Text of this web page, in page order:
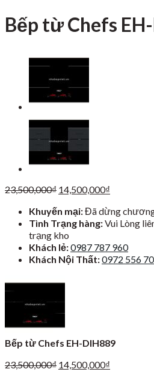
Bếp từ Chefs
23,500,000₫ Giá
là:
23,500,000₫.
14,500,000₫
tại
là:
Khuyến mại:Đã dừng
Tình Trạng hàng:Vui Lòng
trạng kho
Khách lẻ:0987 787 960
Khách Nội Thất:0972 556
Bếp từ Chefs EH-DIH889
23,500,000₫ Giá
14,500,000₫